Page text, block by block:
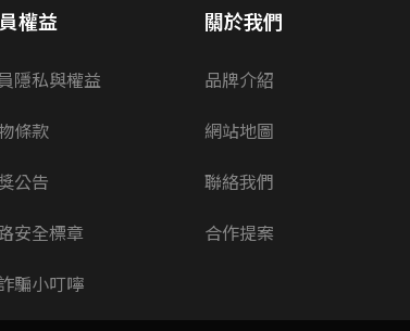
權益
隱私與權益
條款
公告
安全標章
騙小叮嚀
關於我們
品牌介紹
網站地圖
聯絡我們
合作提案